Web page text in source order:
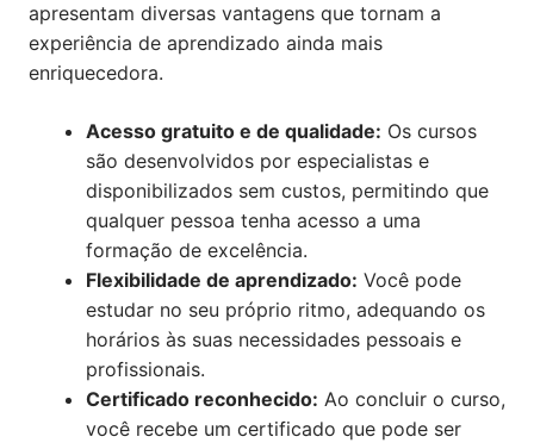
apresentam diversas vantagens que tornam a
experiência de aprendizado ainda mais
enriquecedora.
Acesso gratuito e de qualidade: Os cursos
são desenvolvidos por especialistas e
disponibilizados sem custos, permitindo que
qualquer pessoa tenha acesso a uma
formação de excelência.
Flexibilidade de aprendizado: Você pode
estudar no seu próprio ritmo, adequando os
horários às suas necessidades pessoais e
profissionais.
Certificado reconhecido: Ao concluir o curso,
você recebe um certificado que pode ser